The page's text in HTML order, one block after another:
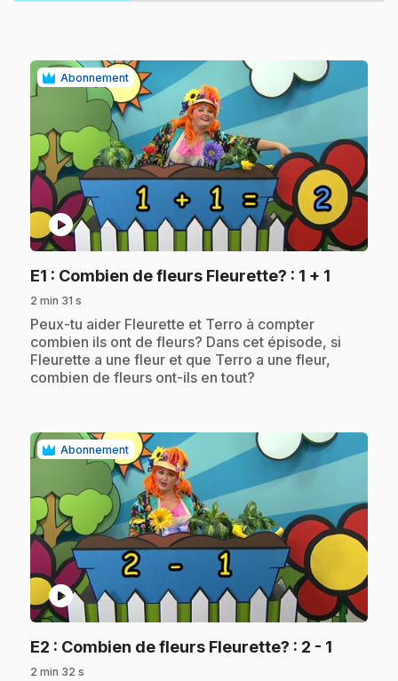
Abonnement
play_circle
E1 : Combien de fleurs Fleurette? : 1 + 1
2 min 31 s
.Peux-tu aider Fleurette et Terro à compter
combien ils ont de fleurs? Dans cet épisode, si
Fleurette a une fleur et que Terro a une fleur,
combien de fleurs ont-ils en tout?
Abonnement
play_circle
E2 : Combien de fleurs Fleurette? : 2 - 1
2 min 32 s